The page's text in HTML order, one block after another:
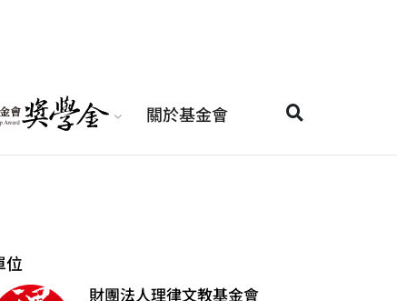
關於基金會
位
財團法人理律文教基金會